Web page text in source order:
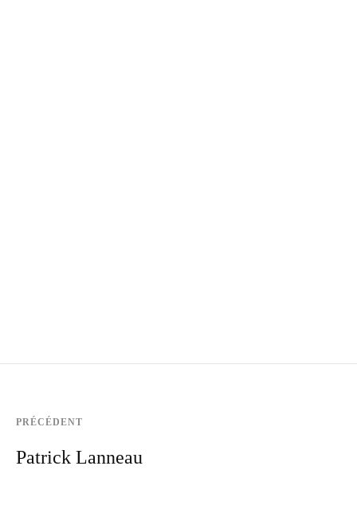
PRÉCÉDENT
Patrick Lanneau